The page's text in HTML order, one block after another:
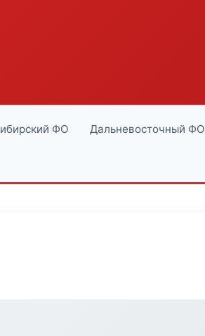
ФО Дальневосточный ФО